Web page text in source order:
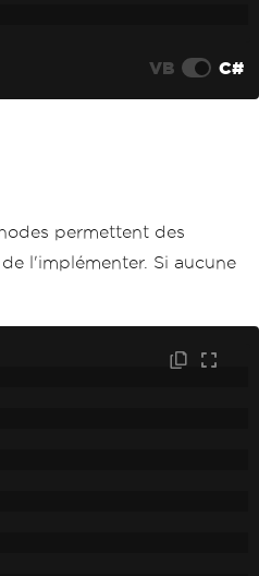
VB C#
permettent des
l'implémenter. Si aucune